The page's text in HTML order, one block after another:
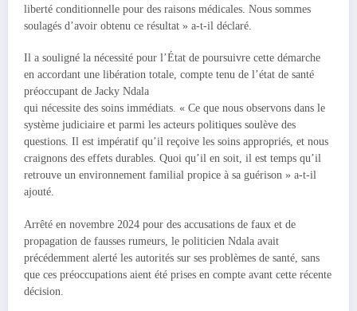
liberté conditionnelle pour des raisons médicales. Nous sommes
soulagés d’avoir obtenu ce résultat » a-t-il déclaré.
Il a souligné la nécessité pour l’État de poursuivre cette démarche
en accordant une libération totale, compte tenu de l’état de santé
préoccupant de Jacky Ndala
qui nécessite des soins immédiats. « Ce que nous observons dans le
système judiciaire et parmi les acteurs politiques soulève des
questions. Il est impératif qu’il reçoive les soins appropriés, et nous
craignons des effets durables. Quoi qu’il en soit, il est temps qu’il
retrouve un environnement familial propice à sa guérison » a-t-il
ajouté.
Arrêté en novembre 2024 pour des accusations de faux et de
propagation de fausses rumeurs, le politicien Ndala avait
précédemment alerté les autorités sur ses problèmes de santé, sans
que ces préoccupations aient été prises en compte avant cette récente
décision.